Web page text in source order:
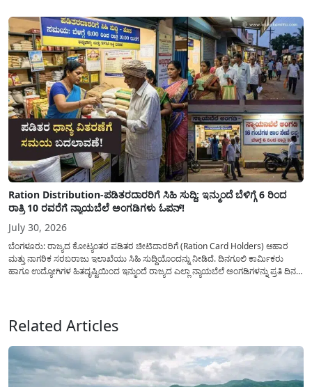
Ration Distribution-ಪಡಿತರದಾರರಿಗೆ ಸಿಹಿ ಸುದ್ದಿ: ಇನ್ಮುಂದೆ ಬೆಳಿಗ್ಗೆ 6 ರಿಂದ
ರಾತ್ರಿ 10 ರವರೆಗೆ ನ್ಯಾಯಬೆಲೆ ಅಂಗಡಿಗಳು ಓಪನ್!
July 30, 2026
ಬೆಂಗಳೂರು: ರಾಜ್ಯದ ಕೋಟ್ಯಂತರ ಪಡಿತರ ಚೀಟಿದಾರರಿಗೆ (Ration Card Holders) ಆಹಾರ
ಮತ್ತು ನಾಗರಿಕ ಸರಬರಾಜು ಇಲಾಖೆಯು ಸಿಹಿ ಸುದ್ದಿಯೊಂದನ್ನು ನೀಡಿದೆ. ದಿನಗೂಲಿ ಕಾರ್ಮಿಕರು
ಹಾಗೂ ಉದ್ಯೋಗಿಗಳ ಹಿತದೃಷ್ಟಿಯಿಂದ ಇನ್ಮುಂದೆ ರಾಜ್ಯದ ಎಲ್ಲಾ ನ್ಯಾಯಬೆಲೆ ಅಂಗಡಿಗಳನ್ನು ಪ್ರತಿ ದಿನ
Related Articles